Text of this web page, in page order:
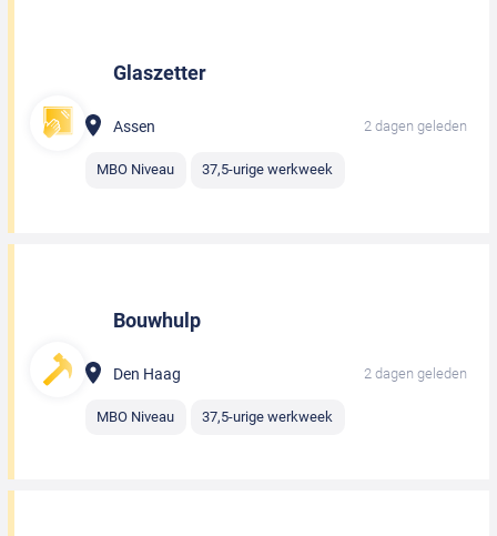
Glaszetter
Assen 2 dagen geleden
MBO Niveau 37,5-urige werkweek
Bouwhulp
Den Haag 2 dagen geleden
MBO Niveau 37,5-urige werkweek